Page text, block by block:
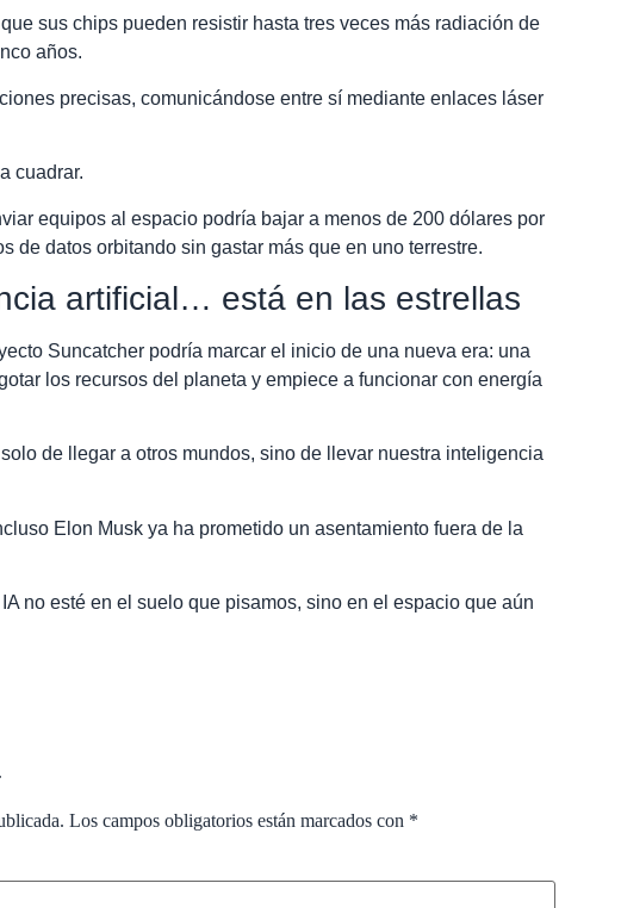
sus chips pueden resistir hasta tres veces más radiación de
años.
precisas, comunicándose entre sí mediante enlaces láser
cuadrar.
equipos al espacio podría bajar a menos de 200 dólares por
de datos orbitando sin gastar más que en uno terrestre.
artificial… está en las estrellas
Suncatcher podría marcar el inicio de una nueva era: una
los recursos del planeta y empiece a funcionar con energía
de llegar a otros mundos, sino de llevar nuestra inteligencia
Elon Musk ya ha prometido un asentamiento fuera de la
no esté en el suelo que pisamos, sino en el espacio que aún
Los campos obligatorios están marcados con *